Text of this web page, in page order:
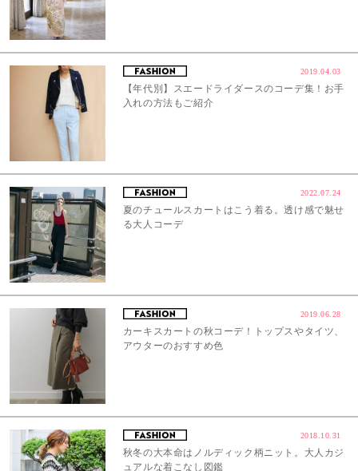
2019.04.03
【年代別】スエードライダースのコーデ集！お手
入れの方法もご紹介
2022.07.24
夏のチュールスカートはこう着る。透け感で魅せ
る大人コーデ
2019.06.28
カーキスカートの秋コーデ！トップスやタイツ、
アウターのおすすめ色
2018.10.31
秋冬の大本命はノルディック柄ニット。大人カジ
ュアルな着こなし図鑑